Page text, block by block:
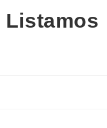
Listamos